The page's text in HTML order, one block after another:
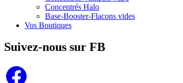
Concentrés Halo
Base-Booster-Flacons vides
Vos Boutiques
Suivez-nous sur FB
Facebook